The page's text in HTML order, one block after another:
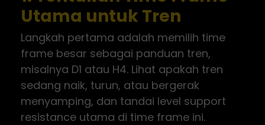
Utama untuk Tren
Langkah pertama adalah memilih time
frame besar sebagai panduan tren,
misalnya D1 atau H4. Lihat apakah tren
sedang naik, turun, atau bergerak
menyamping, dan tandai level support
resistance utama di time frame ini.